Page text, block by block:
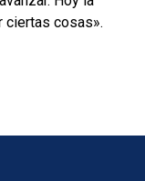
ciertas cosas».